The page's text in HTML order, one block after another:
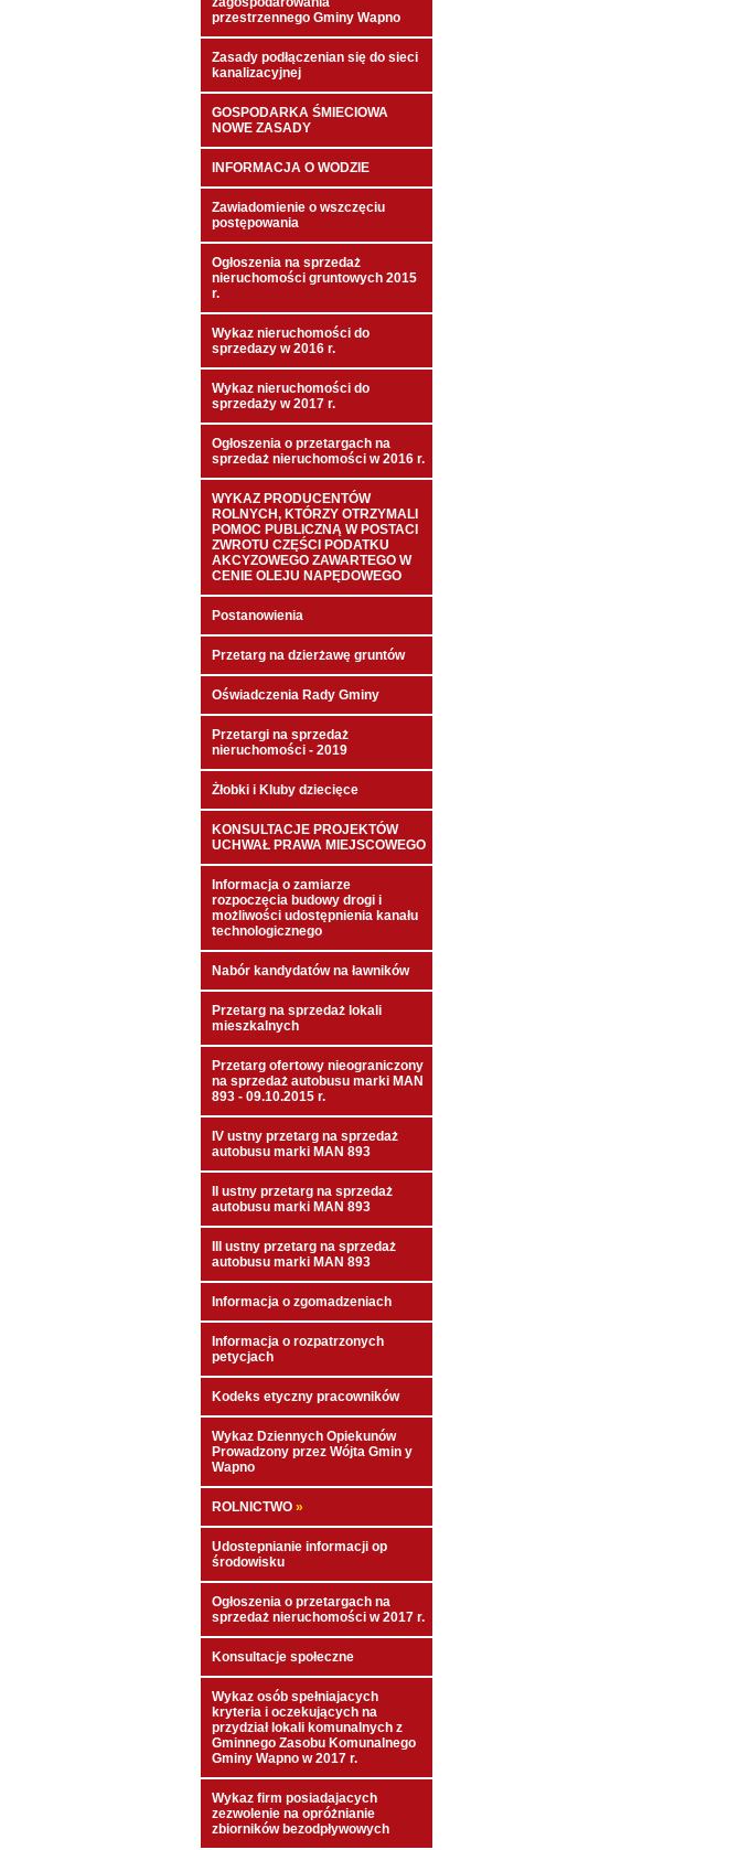
przestrzennego Gminy Wapno
Zasady podłączenian się do sieci
kanalizacyjnej
GOSPODARKA ŚMIECIOWA
NOWE ZASADY
INFORMACJA O WODZIE
Zawiadomienie o wszczęciu
postępowania
Ogłoszenia na sprzedaż
nieruchomości gruntowych 2015
r.
Wykaz nieruchomości do
sprzedazy w 2016 r.
Wykaz nieruchomości do
sprzedaży w 2017 r.
Ogłoszenia o przetargach na
sprzedaż nieruchomości w 2016 r.
WYKAZ PRODUCENTÓW
ROLNYCH, KTÓRZY OTRZYMALI
POMOC PUBLICZNĄ W POSTACI
ZWROTU CZĘŚCI PODATKU
AKCYZOWEGO ZAWARTEGO W
CENIE OLEJU NAPĘDOWEGO
Postanowienia
Przetarg na dzierżawę gruntów
Oświadczenia Rady Gminy
Przetargi na sprzedaż
nieruchomości - 2019
Żłobki i Kluby dziecięce
KONSULTACJE PROJEKTÓW
UCHWAŁ PRAWA MIEJSCOWEGO
Informacja o zamiarze
rozpoczęcia budowy drogi i
możliwości udostępnienia kanału
technologicznego
Nabór kandydatów na ławników
Przetarg na sprzedaż lokali
mieszkalnych
Przetarg ofertowy nieograniczony
na sprzedaż autobusu marki MAN
893 - 09.10.2015 r.
IV ustny przetarg na sprzedaż
autobusu marki MAN 893
II ustny przetarg na sprzedaż
autobusu marki MAN 893
III ustny przetarg na sprzedaż
autobusu marki MAN 893
Informacja o zgomadzeniach
Informacja o rozpatrzonych
petycjach
Kodeks etyczny pracowników
Wykaz Dziennych Opiekunów
Prowadzony przez Wójta Gmin y
Wapno
ROLNICTWO »
Udostepnianie informacji op
środowisku
Ogłoszenia o przetargach na
sprzedaż nieruchomości w 2017 r.
Konsultacje społeczne
Wykaz osób spełniajacych
kryteria i oczekujących na
przydział lokali komunalnych z
Gminnego Zasobu Komunalnego
Gminy Wapno w 2017 r.
Wykaz firm posiadajacych
zezwolenie na opróżnianie
zbiorników bezodpływowych